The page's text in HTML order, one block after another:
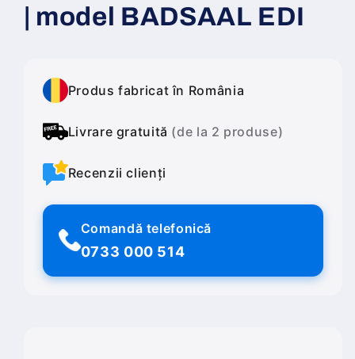
| model BADSAAL EDI
Produs fabricat în România
Livrare gratuită (de la 2 produse)
Recenzii clienți
Comandă telefonică
0733 000 514